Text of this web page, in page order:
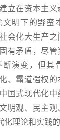
立在资本主义
明下的野蛮
会化大生产之
有矛盾，尽管
演变，但其
、霸道强权
国式现代化中
明观、民主观
理论和实践的